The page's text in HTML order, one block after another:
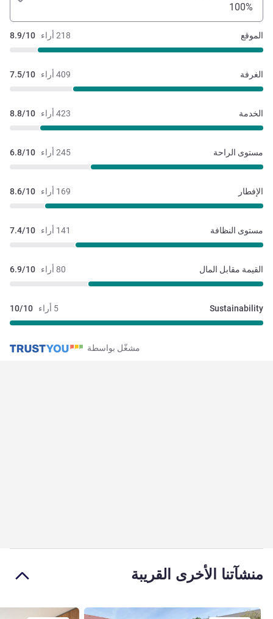
100%
218 أراء 8.9/10 الموقع
409 أراء 7.5/10 الغرفة
423 أراء 8.8/10 الخدمة
245 أراء 6.8/10 مستوى الراحة
169 أراء 8.6/10 الإفطار
141 أراء 7.4/10 مستوى النظافة
80 أراء 6.9/10 القيمة مقابل المال
5 أراء 10/10 Sustainability
مشغّل بواسطة
منشآتنا الأخرى القريبة